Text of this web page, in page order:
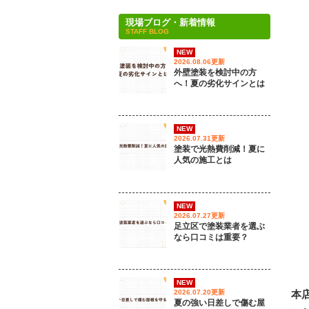
本
現場ブログ・新着情報
STAFF BLOG
NEW
2026.08.06更新
外壁塗装を検討中の方
へ！夏の劣化サインとは
NEW
2026.07.31更新
塗装で光熱費削減！夏に
人気の施工とは
NEW
2026.07.27更新
足立区で塗装業者を選ぶ
なら口コミは重要？
NEW
2026.07.20更新
夏の強い日差しで傷む屋